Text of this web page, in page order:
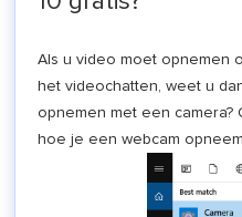
Als u video moet opnemen
het videochatten, weet u
opnemen met een camera?
hoe je een webcam